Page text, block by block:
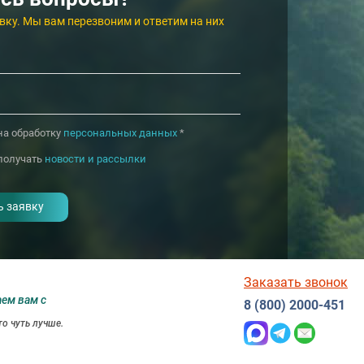
Мы вам перезвоним и ответим на них
обработку персональных данных*
новости и рассылки
вам с
чуть лучше.
Заказать звонок
8 (800) 2000-451